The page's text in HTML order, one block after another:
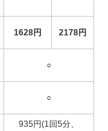
1628円 2178円
○
○
935円(1回5分、